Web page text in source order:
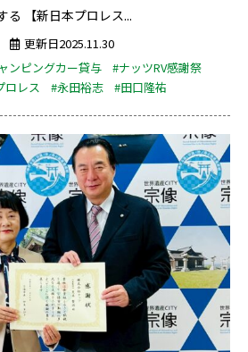
る 【新日本プロレス...
更新日2025.11.30
ンピングカー貸与
#ナッツRV感謝祭
ロレス #永田裕志 #田口隆祐